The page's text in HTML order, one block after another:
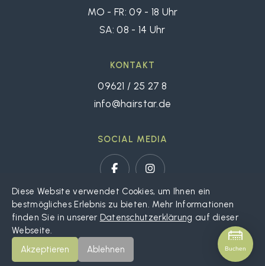
Diese Website verwendet Cookies, um Ihnen ein
bestmögliches Erlebnis zu bieten. Mehr Informationen
finden Sie in unserer Datenschutzerklärung auf dieser
Webseite.
Akzeptieren
Ablehnen
MO - FR: 09 - 18 Uhr
SA: 08 - 14 Uhr
KONTAKT
09621 / 25 27 8
info@hairstar.de
SOCIAL MEDIA
Kontakt
© 2025 Hairstar | Website Buchen